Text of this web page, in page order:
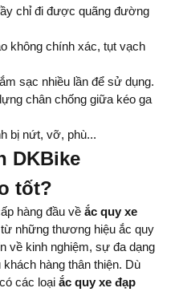
chỉ đi được quãng đường
không chính xác, tụt vạch
sạc nhiều lần để sử dụng.
chân chống giữa kéo ga
bị nứt, vỡ, phù...
DKBike
tốt?
hàng đầu về ắc quy xe
từ những thương hiệu ắc quy
về kinh nghiệm, sự đa dạng
hàng thân thiện. Dù
các loại ắc quy xe đạp